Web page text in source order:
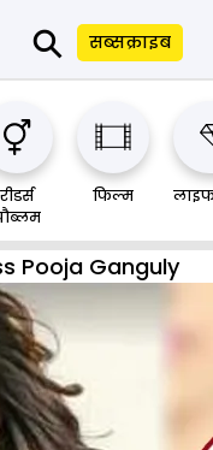
⚲ सब्सक्राइब
रीडर्स
फिल्म
Pooja Ganguly